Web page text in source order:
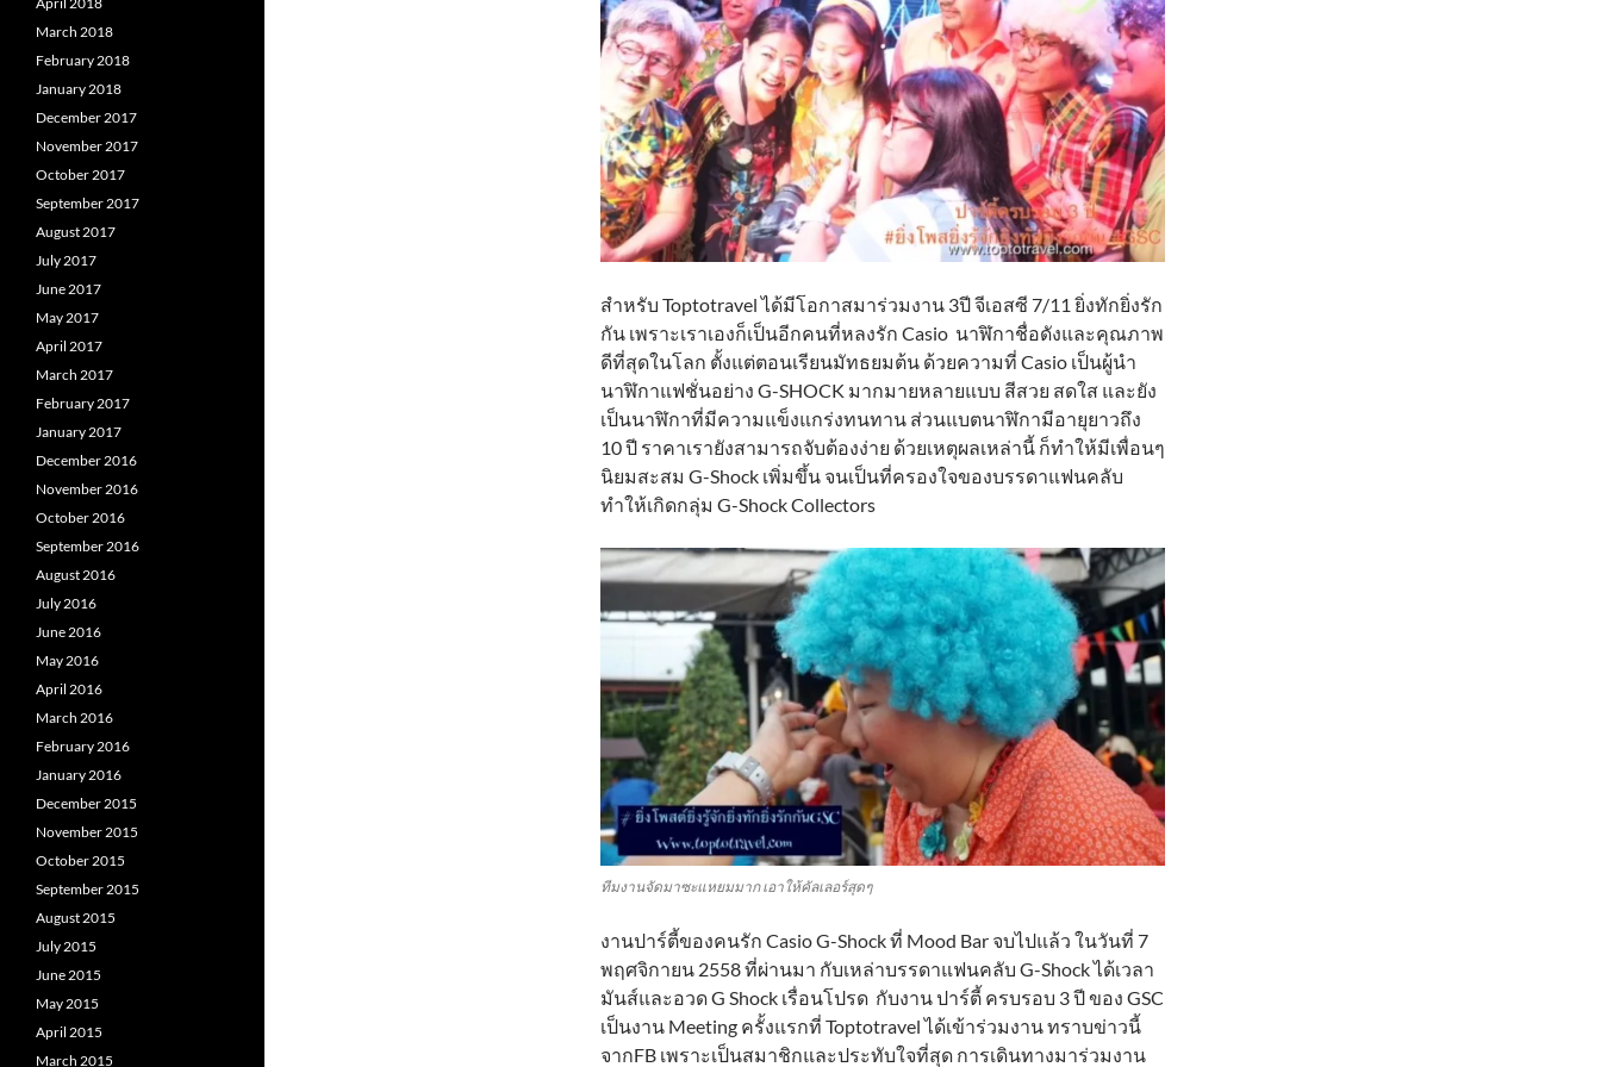
สำหรับ Toptotravel ได้มีโอกาสมาร่วมงาน 3ปี จีเอสซี 7/11 ยิ่งทักยิ่งรัก
กัน เพราะเราเองก็เป็นอีกคนที่หลงรัก Casio นาฬิกาชื่อดังและคุณภาพ
ดีที่สุดในโลก ตั้งแต่ตอนเรียนมัทธยมต้น ด้วยความที่ Casio เป็นผู้นำ
นาฬิกาแฟชั่นอย่าง G-SHOCK มากมายหลายแบบ สีสวย สดใส และยัง
เป็นนาฬิกาที่มีความแข็งแกร่งทนทาน ส่วนแบตนาฬิกามีอายุยาวถึง
10 ปี ราคาเรายังสามารถจับต้องง่าย ด้วยเหตุผลเหล่านี้ ก็ทำให้มีเพื่อนๆ
นิยมสะสม G-Shock เพิ่มขึ้น จนเป็นที่ครองใจของบรรดาแฟนคลับ
ทำให้เกิดกลุ่ม G-Shock Collectors
ทีมงานจัดมาซะแหยมมาก เอาให้คัลเลอร์สุดๆ
งานปาร์ตี้ของคนรัก Casio G-Shock ที่ Mood Bar จบไปแล้ว ในวันที่ 7
พฤศจิกายน 2558 ที่ผ่านมา กับเหล่าบรรดาแฟนคลับ G-Shock ได้เวลา
มันส์และอวด G Shock เรื่อนโปรด กับงาน ปาร์ตี้ ครบรอบ 3 ปี ของ GSC
เป็นงาน Meeting ครั้งแรกที่ Toptotravel ได้เข้าร่วมงาน ทราบข่าวนี้
จากFB เพราะเป็นสมาชิกและประทับใจที่สุด การเดินทางมาร่วมงาน
March 2018
February 2018
January 2018
December 2017
November 2017
October 2017
September 2017
August 2017
July 2017
June 2017
May 2017
April 2017
March 2017
February 2017
January 2017
December 2016
November 2016
October 2016
September 2016
August 2016
July 2016
June 2016
May 2016
April 2016
March 2016
February 2016
January 2016
December 2015
November 2015
October 2015
September 2015
August 2015
July 2015
June 2015
May 2015
April 2015
March 2015